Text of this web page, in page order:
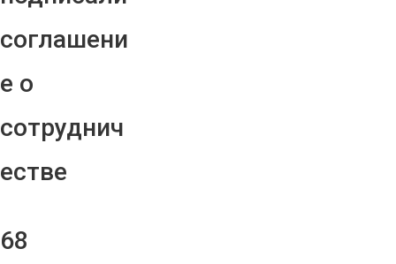
соглашени
е о
сотруднич
естве
68